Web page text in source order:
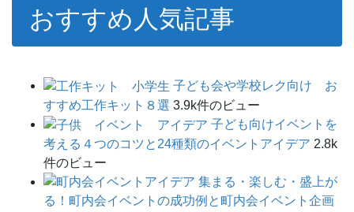
おすすめ人気記事
子ども会や学校レク向け お
すすめ工作キット８選 3.9k件のビュー
子ども向けイベントを
考える４つのコツと24種類のイベントアイデア 2.8k
件のビュー
集まる・楽しむ・盛上が
る！町内会イベントの成功例と町内会イベント企画